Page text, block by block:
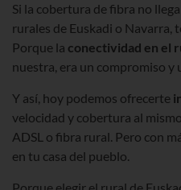
Si la cobertura de fibra no
rurales de Euskadi o Navarra,
Porque la conectividad en el
nuestra, era un compromiso y
Y así, hoy podemos ofrecerte
velocidad y cobertura al
ADSL o fibra rural. Pero con
en tu casa del pueblo.